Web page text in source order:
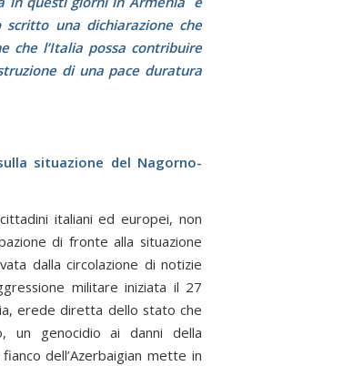
una dichiarazione che
che l’Italia possa contribuire
di una pace duratura
situazione del Nagorno-
italiani ed europei, non
di fronte alla situazione
dalla circolazione di notizie
militare iniziata il 27
erede diretta dello stato che
un genocidio ai danni della
dell’Azerbaigian mette in